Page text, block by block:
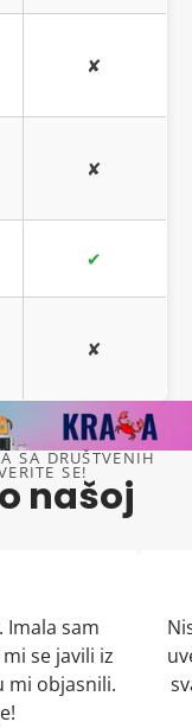
✘
✘
✔
✘
SA DRUŠTVENIH
SE!
našoj
sam
se javili iz
mi objasnili.